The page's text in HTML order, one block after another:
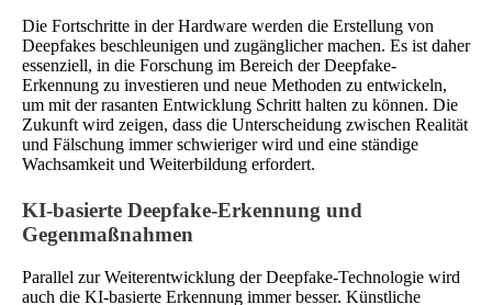
Die Fortschritte in der Hardware werden die Erstellung von
Deepfakes beschleunigen und zugänglicher machen. Es ist daher
essenziell, in die Forschung im Bereich der Deepfake-
Erkennung zu investieren und neue Methoden zu entwickeln,
um mit der rasanten Entwicklung Schritt halten zu können. Die
Zukunft wird zeigen, dass die Unterscheidung zwischen Realität
und Fälschung immer schwieriger wird und eine ständige
Wachsamkeit und Weiterbildung erfordert.
KI-basierte Deepfake-Erkennung und
Gegenmaßnahmen
Parallel zur Weiterentwicklung der Deepfake-Technologie wird
auch die KI-basierte Erkennung immer besser. Künstliche